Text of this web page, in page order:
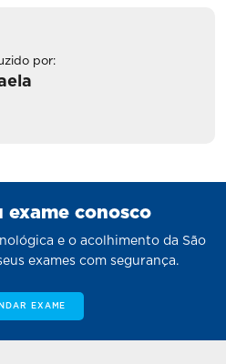
por:
exame conosco
e o acolhimento da São
exames com segurança.
EXAME